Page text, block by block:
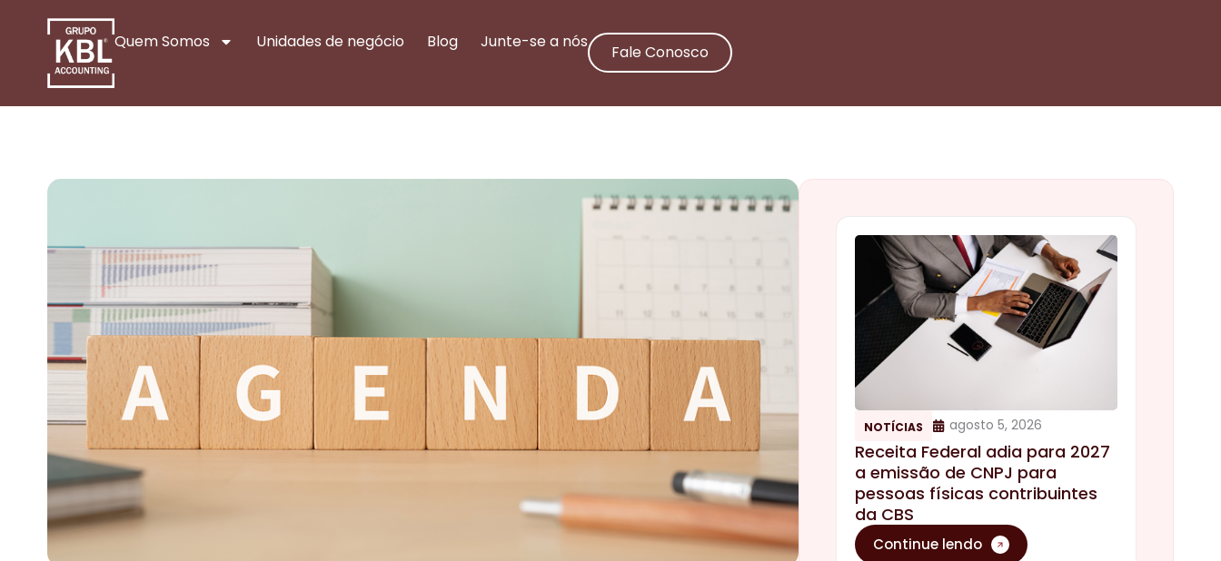
Quem Somos Unidades de negócio Blog Junte-se a nós
Fale Conosco
NOTÍCIAS agosto 5, 2026
Receita Federal adia para 2027
a emissão de CNPJ para
pessoas físicas contribuintes
da CBS
Continue lendo